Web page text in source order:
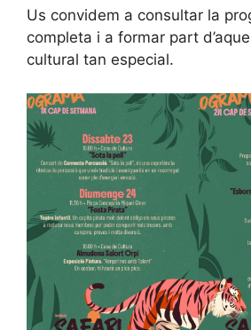
Us convidem a consultar la
completa i a formar part
cultural tan especial.